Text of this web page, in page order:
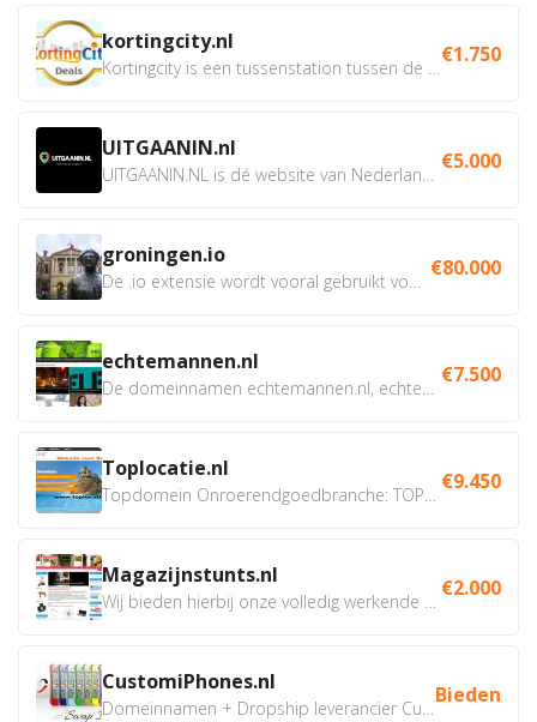
kortingcity.nl €1.750
UITGAANIN.nl €5.000
groningen.io €80.000
echtemannen.nl €7.500
Toplocatie.nl €9.450
Magazijnstunts.nl €2.000
CustomiPhones.nl Bieden